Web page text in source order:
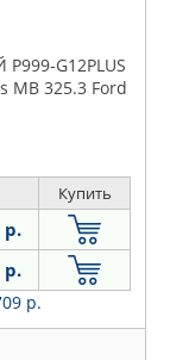
G12PLUS
MB 325.3 Ford
Купить
р.
р.
р.